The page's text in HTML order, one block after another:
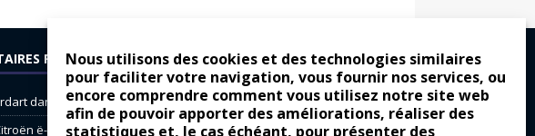
Nous utilisons des cookies et des technologies similaires
pour faciliter votre navigation, vous fournir nos services, ou
encore comprendre comment vous utilisez notre site web
afin de pouvoir apporter des améliorations, réaliser des
statistiques et, le cas échéant, pour présenter des
RÉCENTS
dans
Dacia Sandero : pour les gens vrais
ë-C3 : la révolution a commencé